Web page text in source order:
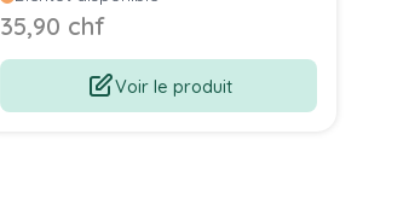
35,90 chf
Voir le produit